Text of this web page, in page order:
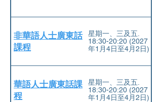
非華語人士廣東話
課程
星期一、三及五.
18:30-20:20 (2027
年1⽉4⽇⾄4⽉2⽇)
華語人士廣東話課
程
星期一、三及五.
18:30-20:20 (2027
年1⽉4⽇⾄4⽉2⽇)